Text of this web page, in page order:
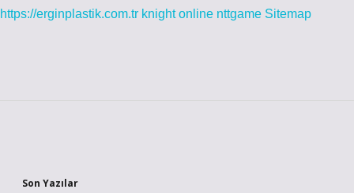
https://erginplastik.com.tr knight online nttgame Sitemap
Son Yazılar